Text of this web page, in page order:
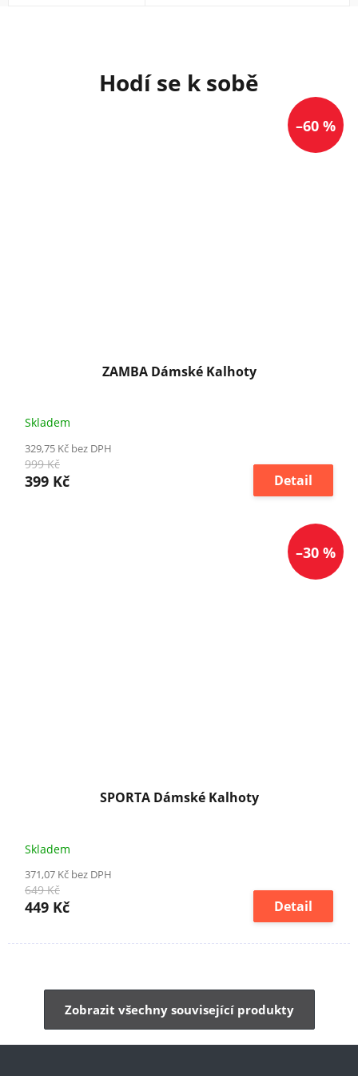
–60 %
ZAMBA Dámské Kalhoty
Skladem
329,75 Kč bez DPH
999 Kč
399 Kč Detail
–30 %
SPORTA Dámské Kalhoty
Skladem
371,07 Kč bez DPH
649 Kč
449 Kč Detail
Zobrazit všechny související produkty